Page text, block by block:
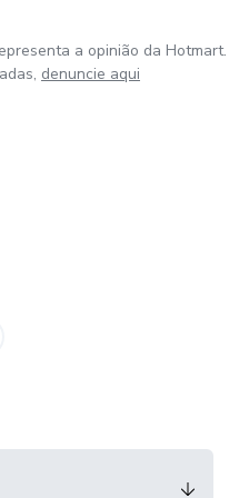
a opinião da Hotmart.
denuncie aqui